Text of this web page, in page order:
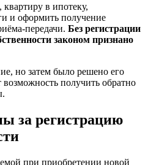
в ипотеку,
и оформить получение
передачи. Без регистрации
законом признано
но затем было решено его
возможность получить обратно
за регистрацию
при приобретении новой